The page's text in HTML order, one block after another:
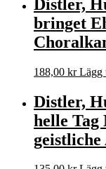
Distler,
bringet
188,00 kr Lägg
Distler,
helle Tag